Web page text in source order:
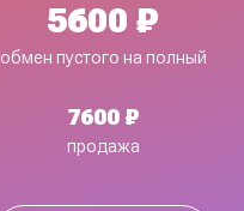
5600 ₽
обмен пустого на полный
7600 ₽
продажа